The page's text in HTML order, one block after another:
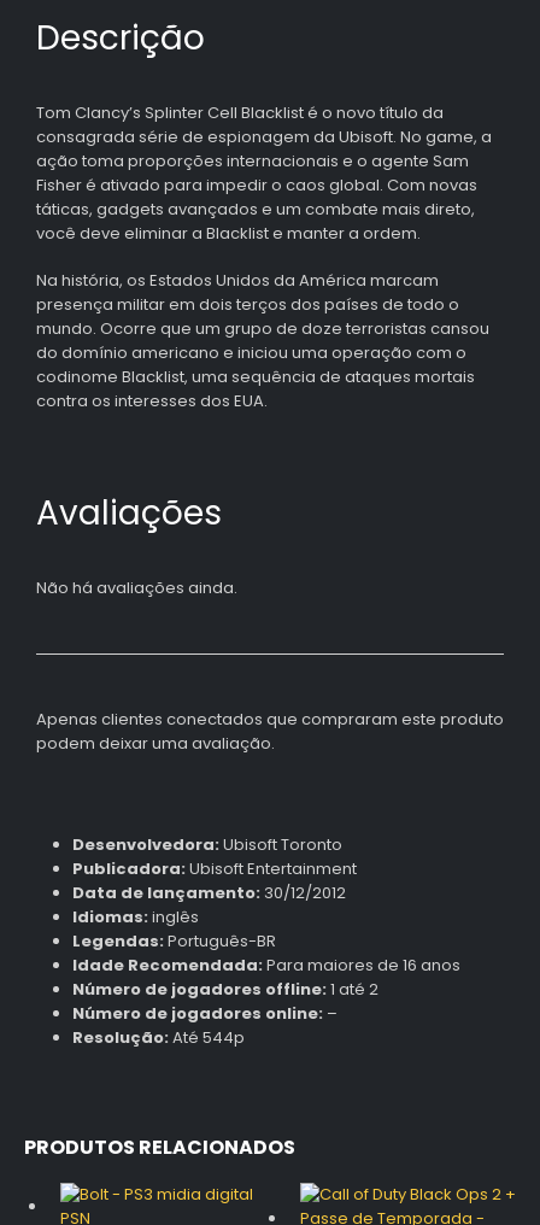
Descrição
Tom Clancy’s Splinter Cell Blacklist é o novo título da
consagrada série de espionagem da Ubisoft. No game, a
ação toma proporções internacionais e o agente Sam
Fisher é ativado para impedir o caos global. Com novas
táticas, gadgets avançados e um combate mais direto,
você deve eliminar a Blacklist e manter a ordem.
Na história, os Estados Unidos da América marcam
presença militar em dois terços dos países de todo o
mundo. Ocorre que um grupo de doze terroristas cansou
do domínio americano e iniciou uma operação com o
codinome Blacklist, uma sequência de ataques mortais
contra os interesses dos EUA.
Avaliações
Não há avaliações ainda.
Apenas clientes conectados que compraram este produto
podem deixar uma avaliação.
Desenvolvedora: Ubisoft Toronto
Publicadora: Ubisoft Entertainment
Data de lançamento: 30/12/2012
Idiomas: inglês
Legendas: Português-BR
Idade Recomendada: Para maiores de 16 anos
Número de jogadores offline: 1 até 2
Número de jogadores online: –
Resolução: Até 544p
PRODUTOS RELACIONADOS